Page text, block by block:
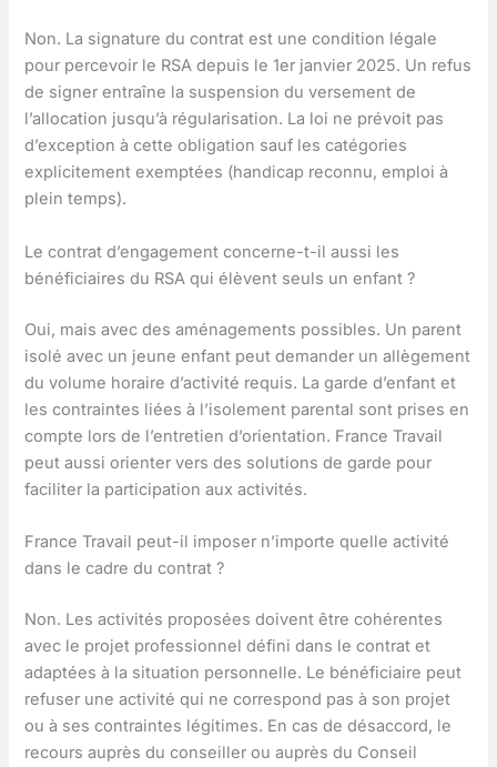
Non. La signature du contrat est une condition légale
pour percevoir le RSA depuis le 1er janvier 2025. Un refus
de signer entraîne la suspension du versement de
l’allocation jusqu’à régularisation. La loi ne prévoit pas
d’exception à cette obligation sauf les catégories
explicitement exemptées (handicap reconnu, emploi à
plein temps).
Le contrat d’engagement concerne-t-il aussi les
bénéficiaires du RSA qui élèvent seuls un enfant ?
Oui, mais avec des aménagements possibles. Un parent
isolé avec un jeune enfant peut demander un allègement
du volume horaire d’activité requis. La garde d’enfant et
les contraintes liées à l’isolement parental sont prises en
compte lors de l’entretien d’orientation. France Travail
peut aussi orienter vers des solutions de garde pour
faciliter la participation aux activités.
France Travail peut-il imposer n’importe quelle activité
dans le cadre du contrat ?
Non. Les activités proposées doivent être cohérentes
avec le projet professionnel défini dans le contrat et
adaptées à la situation personnelle. Le bénéficiaire peut
refuser une activité qui ne correspond pas à son projet
ou à ses contraintes légitimes. En cas de désaccord, le
recours auprès du conseiller ou auprès du Conseil